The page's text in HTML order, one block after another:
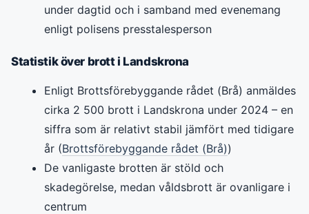
under dagtid och i samband med evenemang
enligt polisens presstalesperson
Statistik över brott i Landskrona
Enligt Brottsförebyggande rådet (Brå) anmäldes
cirka 2 500 brott i Landskrona under 2024 – en
siffra som är relativt stabil jämfört med tidigare
år (Brottsförebyggande rådet (Brå))
De vanligaste brotten är stöld och
skadegörelse, medan våldsbrott är ovanligare i
centrum